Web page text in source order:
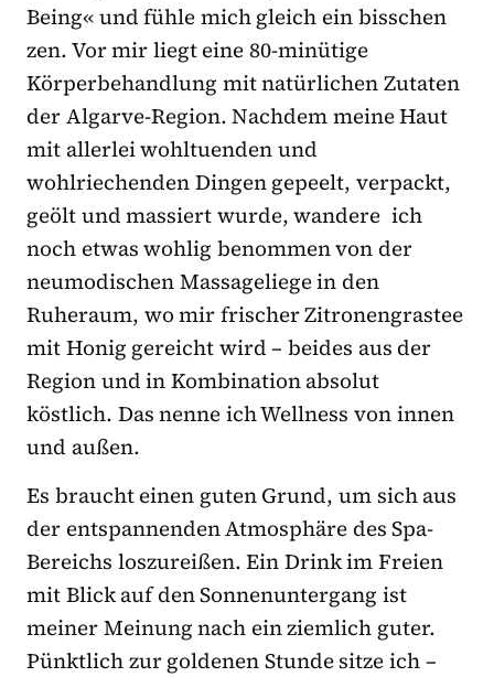
Being« und fühle mich gleich ein bisschen
zen. Vor mir liegt eine 80-minütige
Körperbehandlung mit natürlichen Zutaten
der Algarve-Region. Nachdem meine Haut
mit allerlei wohltuenden und
wohlriechenden Dingen gepeelt, verpackt,
geölt und massiert wurde, wandere ich
noch etwas wohlig benommen von der
neumodischen Massageliege in den
Ruheraum, wo mir frischer Zitronengrastee
mit Honig gereicht wird – beides aus der
Region und in Kombination absolut
köstlich. Das nenne ich Wellness von innen
und außen.
Es braucht einen guten Grund, um sich aus
der entspannenden Atmosphäre des Spa-
Bereichs loszureißen. Ein Drink im Freien
mit Blick auf den Sonnenuntergang ist
meiner Meinung nach ein ziemlich guter.
Pünktlich zur goldenen Stunde sitze ich –